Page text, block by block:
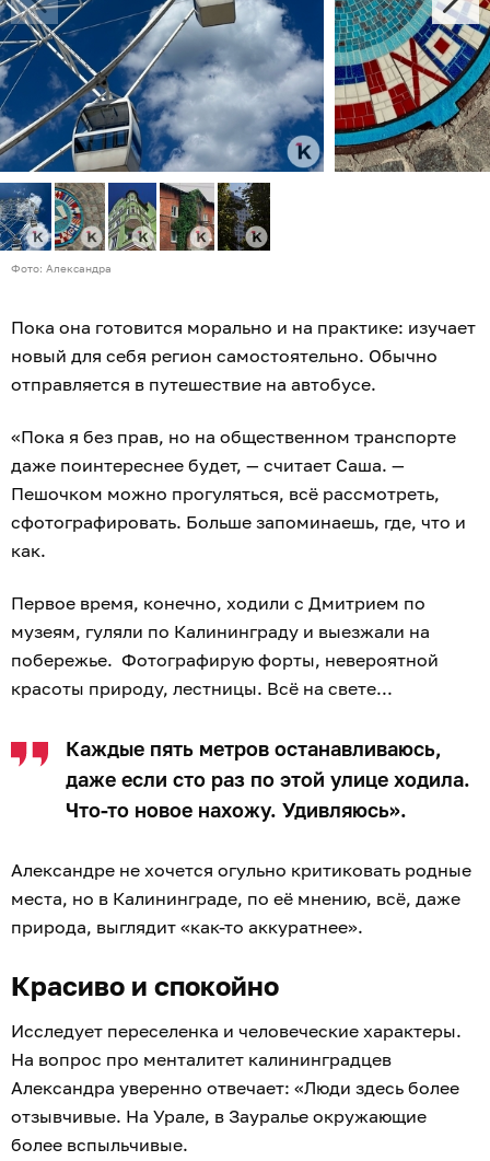
Фото: Александра
Пока она готовится морально и на практике: изучает
новый для себя регион самостоятельно. Обычно
отправляется в путешествие на автобусе.
«Пока я без прав, но на общественном транспорте
даже поинтереснее будет, — считает Саша. —
Пешочком можно прогуляться, всё рассмотреть,
сфотографировать. Больше запоминаешь, где, что и
как.
Первое время, конечно, ходили с Дмитрием по
музеям, гуляли по Калининграду и выезжали на
побережье. Фотографирую форты, невероятной
красоты природу, лестницы. Всё на свете...
Каждые пять метров останавливаюсь,
даже если сто раз по этой улице ходила.
Что-то новое нахожу. Удивляюсь».
Александре не хочется огульно критиковать родные
места, но в Калининграде, по её мнению, всё, даже
природа, выглядит «как-то аккуратнее».
Красиво и спокойно
Исследует переселенка и человеческие характеры.
На вопрос про менталитет калининградцев
Александра уверенно отвечает: «Люди здесь более
отзывчивые. На Урале, в Зауралье окружающие
более вспыльчивые.